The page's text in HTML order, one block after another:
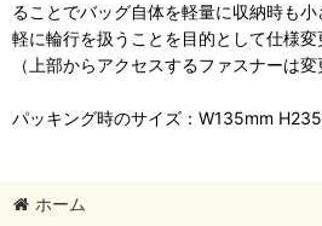
ることでバッグ自体を軽量に収納時も
軽に輪行を扱うことを目的として仕様変
（上部からアクセスするファスナーは
パッキング時のサイズ：W135mm
ホーム